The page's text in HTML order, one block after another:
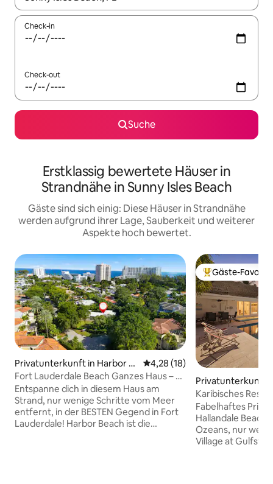
Check-in
Check-out
Suche
Erstklassig bewertete Häuser in
Strandnähe in Sunny Isles Beach
Gäste sind sich einig: Diese Häuser in Strandnähe
werden aufgrund ihrer Lage, Sauberkeit und weiterer
Aspekte hoch bewertet.
Privatunterkunft in Harbor B
each
Durchschnittliche Bewertung:
4,28 (18)
Fort Lauderdale Beach Ganzes Haus – zu
Fuß zum Strand
Entspanne dich in diesem Haus am
Strand, nur wenige Schritte vom Meer
entfernt, in der BESTEN Gegend in Fort
Lauderdale! Harbor Beach ist die
Beliebter Gäste-
Gäste-Favorit
Privatunterkunft
e Beach
Karibisches
Minuten zum
Fabelhaftes
Hallandale Beach
Ozeans, nur
Village at